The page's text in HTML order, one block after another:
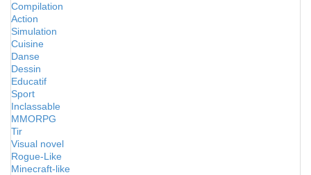
Compilation
Action
Simulation
Cuisine
Danse
Dessin
Educatif
Sport
Inclassable
MMORPG
Tir
Visual novel
Rogue-Like
Minecraft-like